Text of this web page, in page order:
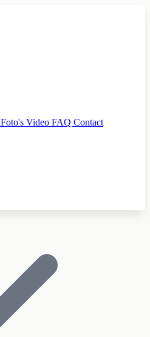
Foto's Video FAQ Contact